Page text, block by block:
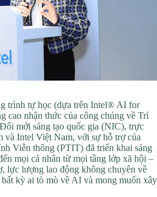
trình tự học (dựa trên Intel® AI for
cao nhận thức của công chúng về Trí
mới sáng tạo quốc gia (NIC), trực
và Intel Việt Nam, với sự hỗ trợ của
Viễn thông (PTIT) đã triển khai sáng
mọi cá nhân từ mọi tầng lớp xã hội –
lực lượng lao động không chuyên về
kỳ ai tò mò về AI và mong muốn xây